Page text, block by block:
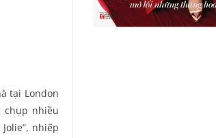
tại London
chụp nhiều
nhiếp